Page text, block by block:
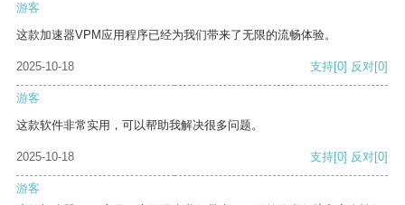
游客
这款加速器VPM应用程序已经为我们带来了无限的流畅体验。
2025-10-18 支持[0] 反对[0]
游客
这款软件非常实用，可以帮助我解决很多问题。
2025-10-18 支持[0] 反对[0]
游客